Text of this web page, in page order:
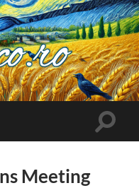
Toggle
Meeting